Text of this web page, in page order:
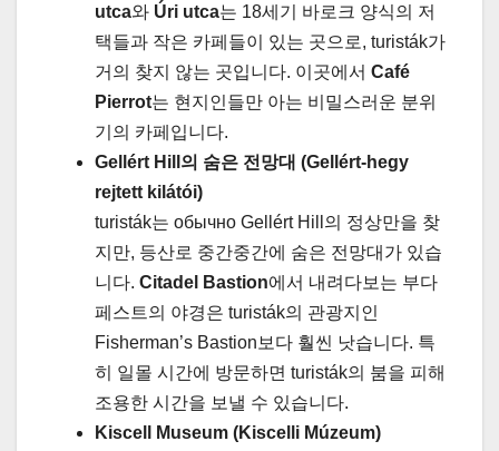
utca와 Úri utca는 18세기 바로크 양식의 저
택들과 작은 카페들이 있는 곳으로, turisták가
거의 찾지 않는 곳입니다. 이곳에서 Café
Pierrot는 현지인들만 아는 비밀스러운 분위
기의 카페입니다.
Gellért Hill의 숨은 전망대 (Gellért-hegy
rejtett kilátói)
turisták는 обычно Gellért Hill의 정상만을 찾
지만, 등산로 중간중간에 숨은 전망대가 있습
니다. Citadel Bastion에서 내려다보는 부다
페스트의 야경은 turisták의 관광지인
Fisherman’s Bastion보다 훨씬 낫습니다. 특
히 일몰 시간에 방문하면 turisták의 붐을 피해
조용한 시간을 보낼 수 있습니다.
Kiscell Museum (Kiscelli Múzeum)